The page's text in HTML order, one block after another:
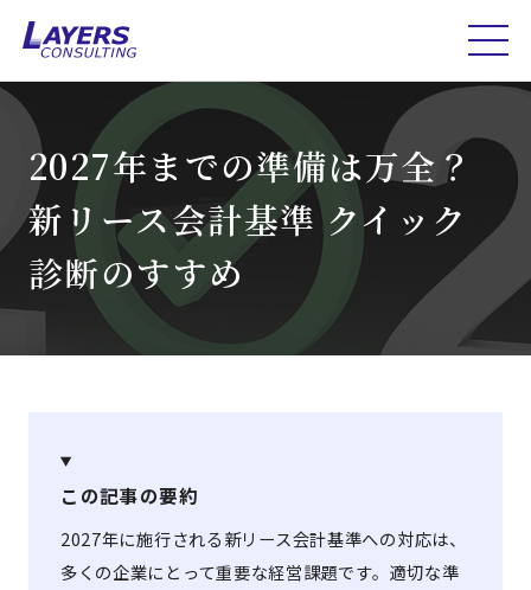
2027年までの準備は万全？
新リース会計基準 クイック
診断のすすめ
この記事の要約
2027年に施行される新リース会計基準への対応は、
多くの企業にとって重要な経営課題です。適切な準